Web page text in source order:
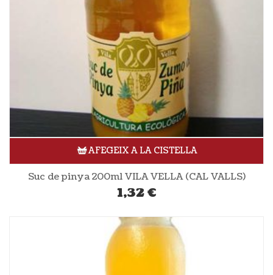
AFEGEIX A LA CISTELLA
Suc de pinya 200ml VILA VELLA (CAL VALLS)
1,32€